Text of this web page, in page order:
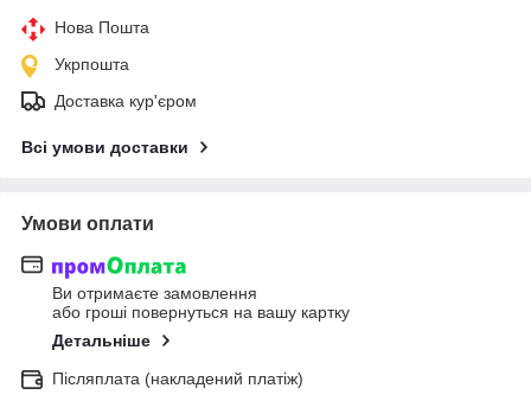
Нова Пошта
Укрпошта
Доставка кур'єром
Всі умови доставки
Умови оплати
Ви отримаєте замовлення
або гроші повернуться на вашу картку
Детальніше
Післяплата (накладений платіж)